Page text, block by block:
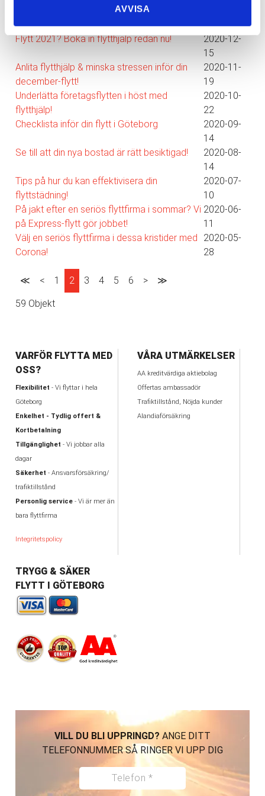
AVVISA
Flyttpacka smart med våra pack-tips!
12
Flytt 2021? Boka in flytthjälp redan nu!
2020-12-
15
Anlita flytthjälp & minska stressen inför din
december-flytt!
2020-11-
19
Underlätta företagsflytten i höst med
flytthjälp!
2020-10-
22
Checklista inför din flytt i Göteborg
2020-09-
14
Se till att din nya bostad är rätt besiktigad!
2020-08-
14
Tips på hur du kan effektivisera din
flyttstädning!
2020-07-
10
På jakt efter en seriös flyttfirma i sommar? Vi
på Express-flytt gör jobbet!
2020-06-
11
Välj en seriös flyttfirma i dessa kristider med
Corona!
2020-05-
28
≪ < 1 2 3 4 5 6 > ≫
59 Objekt
VARFÖR FLYTTA MED
OSS?
Flexibilitet - Vi flyttar i hela
Göteborg
Enkelhet - Tydlig offert &
Kortbetalning
Tillgänglighet - Vi jobbar alla
dagar
Säkerhet - Ansvarsförsäkring/
trafiktillstånd
Personlig service- Vi är mer än
bara flyttfirma
Integritetspolicy
VÅRA UTMÄRKELSER
AA kreditvärdiga aktiebolag
Offertas ambassadör
Trafiktillstånd, Nöjda kunder
Alandiaförsäkring
TRYGG & SÄKER
FLYTT I GÖTEBORG
VILL DU BLI UPPRINGD? ANGE DITT
TELEFONNUMMER SÅ RINGER VI UPP DIG